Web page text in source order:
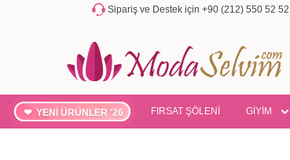
Sipariş ve Destek için +90 (212) 550 52
YENİ ÜRÜNLER '26 FIRSAT ŞÖLENİ GİYİM